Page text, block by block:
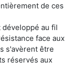
de ces
au fil
face aux
s'avèrent être
réservés aux